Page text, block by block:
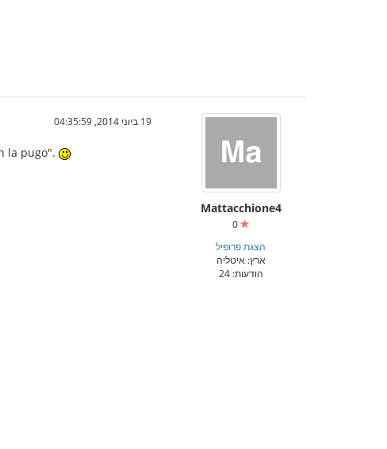
Mattacchione4
0
הצגת פרופיל
ארץ: איטליה
הודעות: 24
19 ביוני 2014, 04:35:59
la pugo".